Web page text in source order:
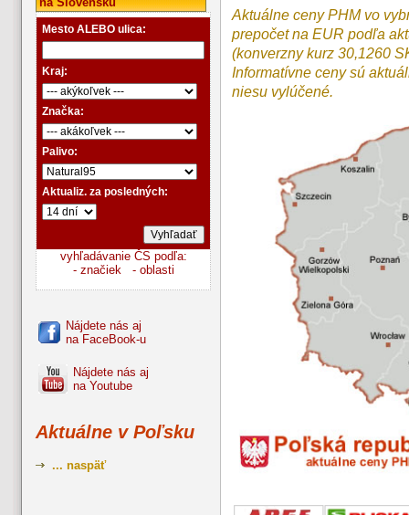
Mesto ALEBO ulica:
Kraj:
Značka:
Palivo:
Aktualiz. za posledných:
vyhľadávanie ČS podľa:
- značiek
- oblasti
Nájdete nás aj
na FaceBook-u
Nájdete nás aj
na Youtube
Aktuálne v Poľsku
... naspäť
Aktuálne ceny PHM vo
prepočet na EUR podľa
(konverzny kurz 30,1260
Informatívne ceny sú
niesu vylúčené.